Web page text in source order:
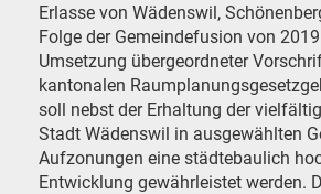
Erlasse von Wädenswil,
Folge der Gemeindefusion von
Umsetzung übergeordneter
kantonalen
soll nebst der Erhaltung der
Stadt Wädenswil in ausgewählten
Aufzonungen eine städtebaulich
Entwicklung gewährleistet werden.